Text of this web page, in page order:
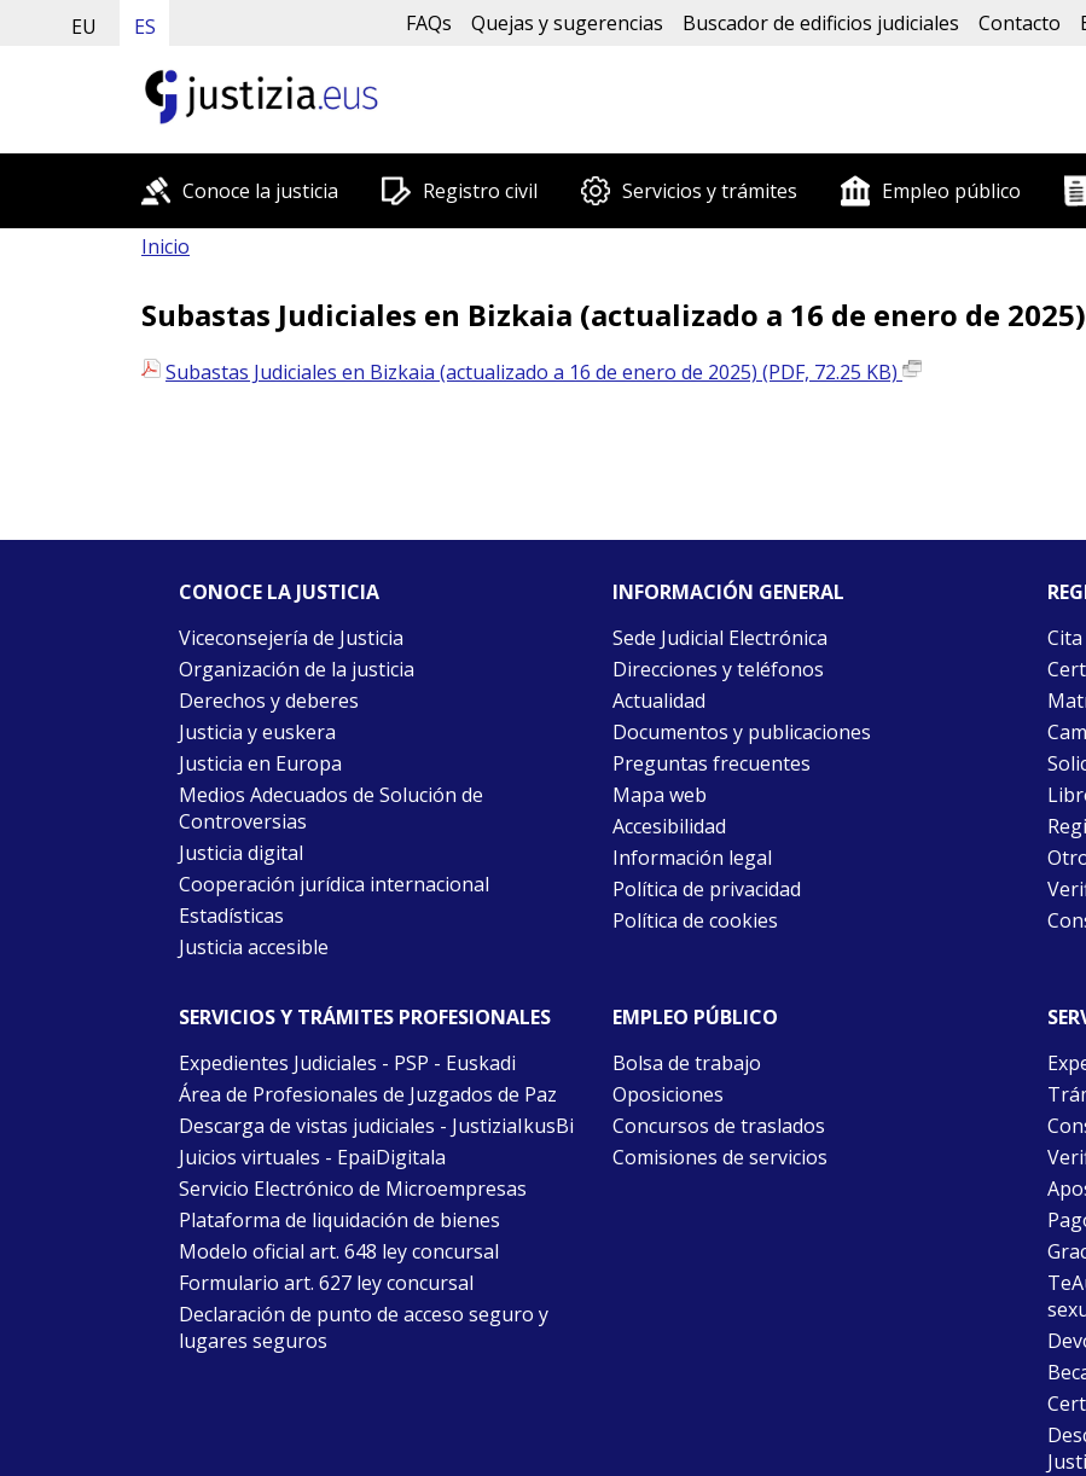
EU ES FAQs Quejas y sugerencias Buscador de edificios judiciales Contacto
Conoce la justicia Registro civil Servicios y trámites Empleo público
Inicio
Subastas Judiciales en Bizkaia (actualizado a 16 de enero de 2025)
Subastas Judiciales en Bizkaia (actualizado a 16 de enero de 2025) (PDF, 72.25 KB)
CONOCE LA JUSTICIA
Viceconsejería de Justicia
Organización de la justicia
Derechos y deberes
Justicia y euskera
Justicia en Europa
Medios Adecuados de Solución de
Controversias
Justicia digital
Cooperación jurídica internacional
Estadísticas
Justicia accesible
INFORMACIÓN GENERAL
Sede Judicial Electrónica
Direcciones y teléfonos
Actualidad
Documentos y publicaciones
Preguntas frecuentes
Mapa web
Accesibilidad
Información legal
Política de privacidad
Política de cookies
SERVICIOS Y TRÁMITES PROFESIONALES
Expedientes Judiciales - PSP - Euskadi
Área de Profesionales de Juzgados de Paz
Descarga de vistas judiciales - JustiziaIkusBi
Juicios virtuales - EpaiDigitala
Servicio Electrónico de Microempresas
Plataforma de liquidación de bienes
Modelo oficial art. 648 ley concursal
Formulario art. 627 ley concursal
Declaración de punto de acceso seguro y
lugares seguros
EMPLEO PÚBLICO
Bolsa de trabajo
Oposiciones
Concursos de traslados
Comisiones de servicios